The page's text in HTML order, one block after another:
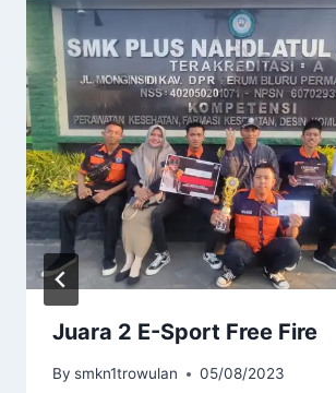
Juara 2 E-Sport Free Fire
By smkn1trowulan 05/08/2023